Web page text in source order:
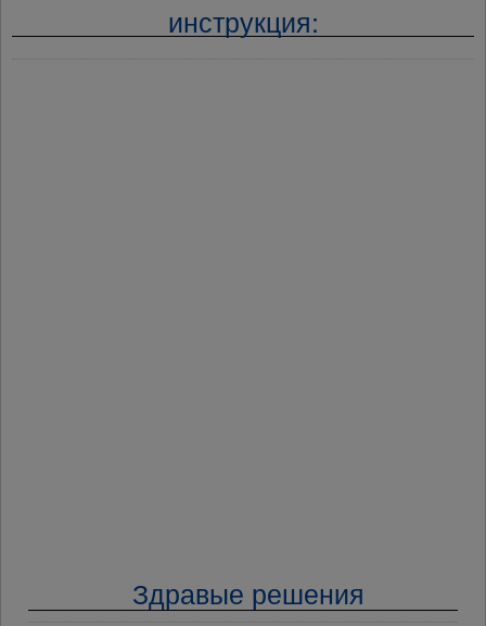
инструкция:
Здравые решения